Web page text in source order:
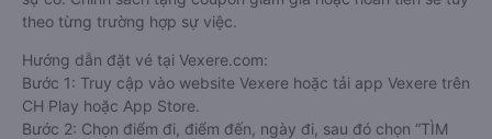
theo từng trường hợp sự việc.
Hướng dẫn đặt vé tại Vexere.com:
Bước 1: Truy cập vào website Vexere hoặc tải app Vexere trên
CH Play hoặc App Store.
Bước 2: Chọn điểm đi, điểm đến, ngày đi, sau đó chọn “TÌM